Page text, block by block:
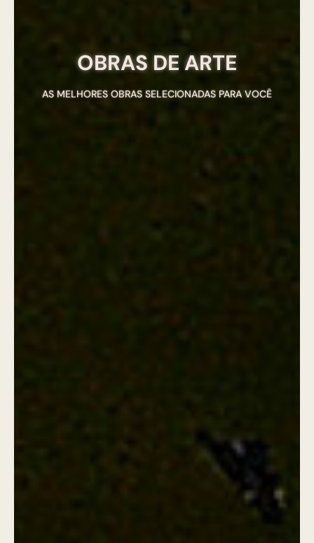
OBRAS DE ARTE
AS MELHORES OBRAS SELECIONADAS PARA VOCÊ